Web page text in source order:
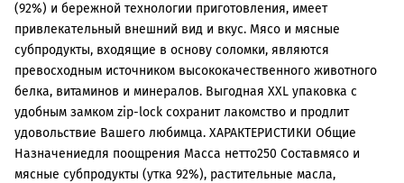
(92%) и бережной технологии приготовления, имеет
привлекательный внешний вид и вкус. Мясо и мясные
субпродукты, входящие в основу соломки, являются
превосходным источником высококачественного животного
белка, витаминов и минералов. Выгодная XXL упаковка с
удобным замком zip-lock сохранит лакомство и продлит
удовольствие Вашего любимца. ХАРАКТЕРИСТИКИ Общие
Назначениедля поощрения Масса нетто250 Составмясо и
мясные субпродукты (утка 92%), растительные масла,